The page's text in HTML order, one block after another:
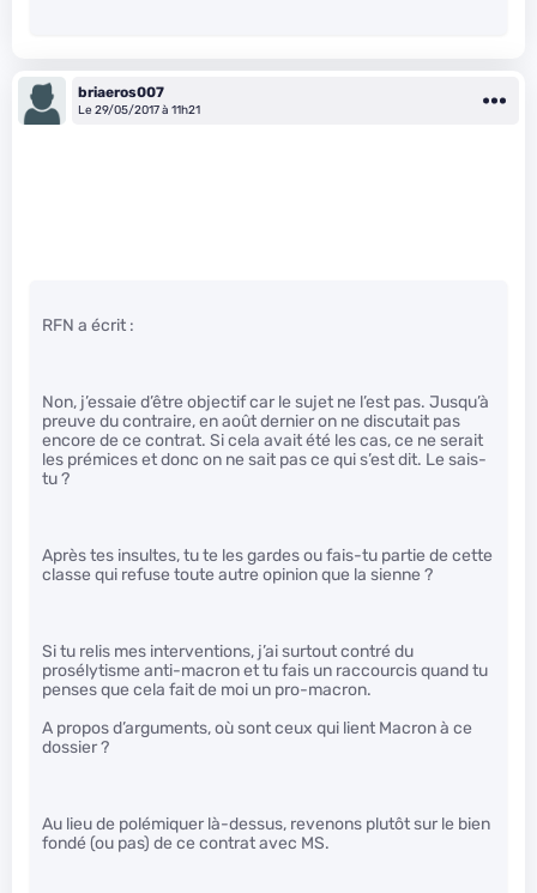
briaeros007
Le 29/05/2017 à 11h21
RFN a écrit :
Non, j’essaie d’être objectif car le sujet ne l’est pas. Jusqu’à
preuve du contraire, en août dernier on ne discutait pas
encore de ce contrat. Si cela avait été les cas, ce ne serait
les prémices et donc on ne sait pas ce qui s’est dit. Le sais-
tu ?
Après tes insultes, tu te les gardes ou fais-tu partie de cette
classe qui refuse toute autre opinion que la sienne ?
Si tu relis mes interventions, j’ai surtout contré du
prosélytisme anti-macron et tu fais un raccourcis quand tu
penses que cela fait de moi un pro-macron.
A propos d’arguments, où sont ceux qui lient Macron à ce
dossier ?
Au lieu de polémiquer là-dessus, revenons plutôt sur le bien
fondé (ou pas) de ce contrat avec MS.